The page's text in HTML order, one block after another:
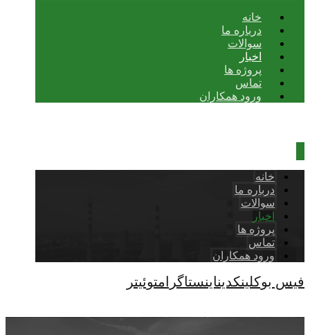
خانه
درباره ما
سوالات
اخبار
پروژه ها
تماس
ورود همکاران
خانه
درباره ما
سوالات
اخبار
پروژه ها
تماس
ورود همکاران
فیس بوکلینکدیناینستاگرامتوئیتر